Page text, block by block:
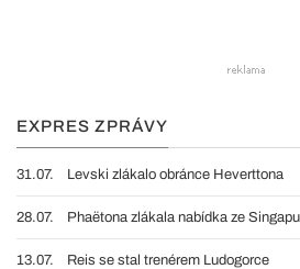
EXPRES ZPRÁVY
31.07. Levski zlákalo obránce Heverttona
28.07. Phaëtona zlákala nabídka ze
13.07. Reis se stal trenérem Ludogorce